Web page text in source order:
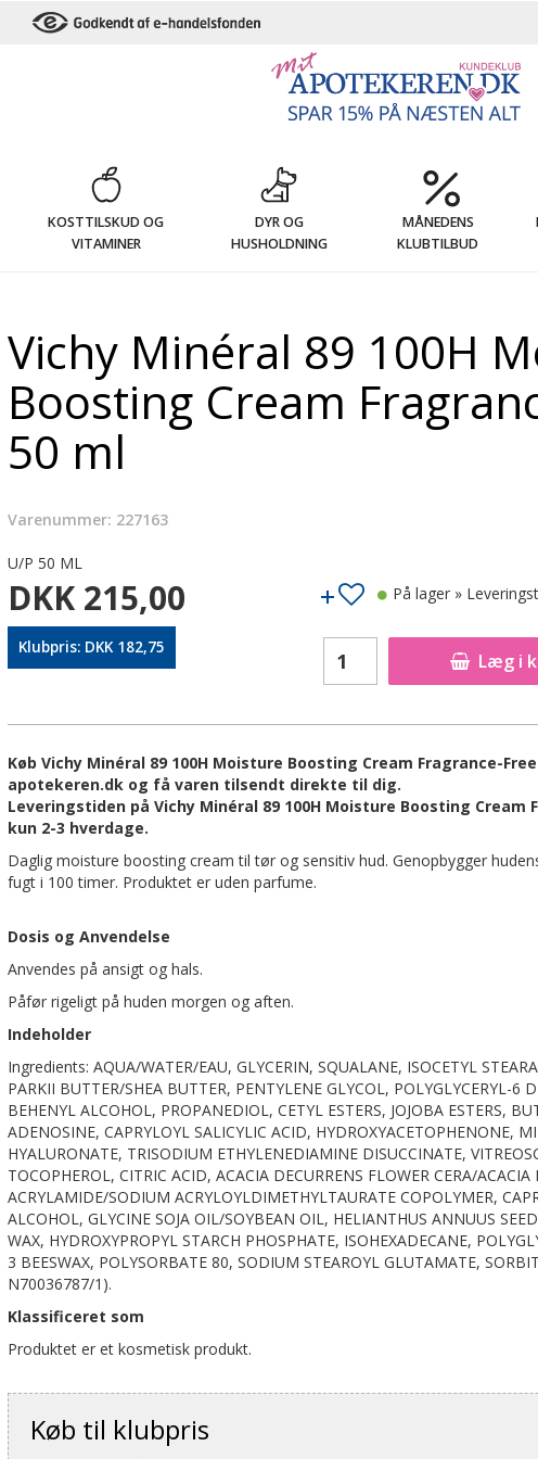
KOSTTILSKUD OG
VITAMINER
DYR OG
HUSHOLDNING
MÅNEDENS
KLUBTILBUD
Vichy Minéral 89 100H
Boosting Cream
50 ml
Varenummer: 227163
U/P 50 ML
DKK 215,00
Klubpris: DKK 182,75
Læg i
På lager »
Køb Vichy Minéral 89 100H Moisture Boosting Cream Fragrance-
apotekeren.dk og få varen tilsendt direkte til dig.
Leveringstiden på Vichy Minéral 89 100H Moisture Boosting Cream
kun 2-3 hverdage.
Daglig moisture boosting cream til tør og sensitiv hud. Genopbygger
fugt i 100 timer. Produktet er uden parfume.
Dosis og Anvendelse
Anvendes på ansigt og hals.
Påfør rigeligt på huden morgen og aften.
Indeholder
Ingredients: AQUA/WATER/EAU, GLYCERIN, SQUALANE, ISOCETYL
PARKII BUTTER/SHEA BUTTER, PENTYLENE GLYCOL, POLYGLYCERYL-6
BEHENYL ALCOHOL, PROPANEDIOL, CETYL ESTERS, JOJOBA ESTERS,
ADENOSINE, CAPRYLOYL SALICYLIC ACID, HYDROXYACETOPHENONE,
HYALURONATE, TRISODIUM ETHYLENEDIAMINE DISUCCINATE,
TOCOPHEROL, CITRIC ACID, ACACIA DECURRENS FLOWER CERA/ACACIA
ACRYLAMIDE/SODIUM ACRYLOYLDIMETHYLTAURATE COPOLYMER,
ALCOHOL, GLYCINE SOJA OIL/SOYBEAN OIL, HELIANTHUS ANNUUS
WAX, HYDROXYPROPYL STARCH PHOSPHATE, ISOHEXADECANE,
3 BEESWAX, POLYSORBATE 80, SODIUM STEAROYL GLUTAMATE,
N70036787/1).
Klassificeret som
Produktet er et kosmetisk produkt.
Køb til klubpris